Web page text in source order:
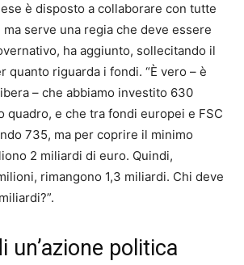
è disposto a collaborare con tutte
serve una regia che deve essere
ha aggiunto, sollecitando il
quanto riguarda i fondi. “È vero – è
– che abbiamo investito 630
quadro, e che tra fondi europei e FSC
735, ma per coprire il minimo
2 miliardi di euro. Quindi,
rimangono 1,3 miliardi. Chi deve
un’azione politica